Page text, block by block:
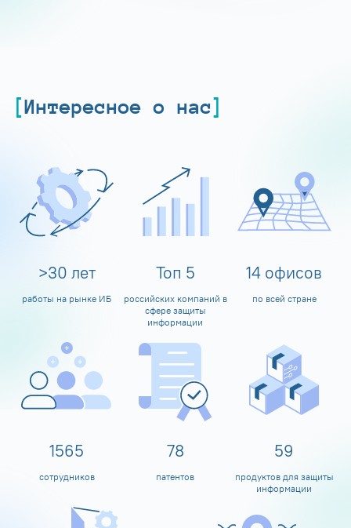
Интересное о нас
>30 лет
работы на рынке ИБ
Топ 5
российских компаний в
сфере защиты
информации
14 офисов
по всей стране
1600
сотрудников
80
патентов
60
продуктов для защиты
информации